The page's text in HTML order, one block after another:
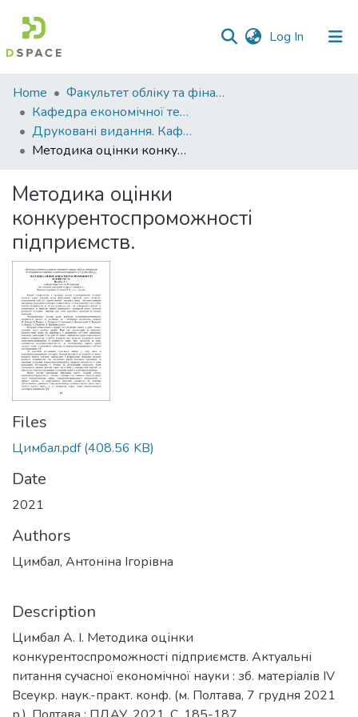
Log In (current)
Communities
&
Collections
All of DSpace
Statistics
Home
Факультет обліку та фінансів
Кафедра економічної теорії та економічних досліджень
Друковані видання. Кафедра економічної теорії та економічних досліджень
Методика оцінки конкурентоспроможності підприємств.
Методика оцінки
конкурентоспроможності
підприємств.
Files
Цимбал.pdf(408.56 KB)
Date
2021
Authors
Цимбал, Антоніна Ігорівна
Description
Цимбал А. І. Методика оцінки
конкурентоспроможності підприємств. Актуальні
питання сучасної економічної науки : зб. матеріалів ІV
Всеукр. наук.-практ. конф. (м. Полтава, 7 грудня 2021